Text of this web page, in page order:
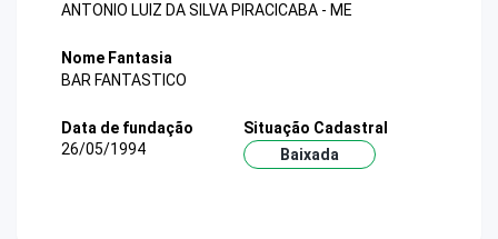
ANTONIO LUIZ DA SILVA PIRACICABA - ME
Nome Fantasia
BAR FANTASTICO
Data de fundação
26/05/1994
Situação Cadastral
Baixada